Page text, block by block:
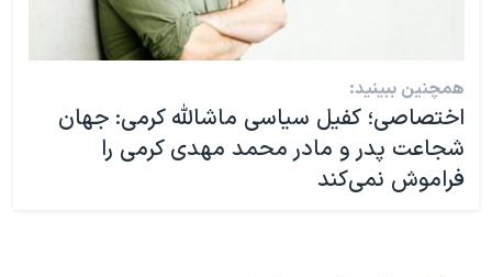
همچنین ببینید:
اختصاصی؛ کفیل سیاسی ماشالله کرمی: جهان
شجاعت پدر و مادر محمد مهدی کرمی را
فراموش نمی‌کند